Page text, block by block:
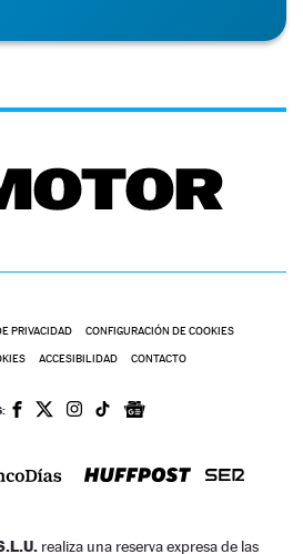
PRIVACIDAD CONFIGURACIÓN DE COOKIES
ACCESIBILIDAD CONTACTO
realiza una reserva expresa de las